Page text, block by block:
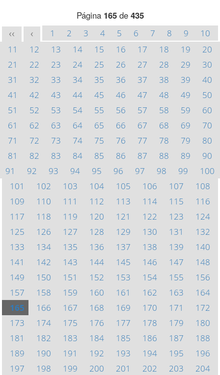
Página 165de 435
<< < 1 2 3 4 5 6 7 8 9
10
11
12 13 14 15 16 17 18 19
20
21
22 23 24 25 26 27 28 29
30
31
32 33 34 35 36 37 38 39
40
41
42 43 44 45 46 47 48 49
50
51
52 53 54 55 56 57 58 59
60
61
62 63 64 65 66 67 68 69
70
71
72 73 74 75 76 77 78 79
80
81
82 83 84 85 86 87 88 89
90
91
92 93 94 95 96 97 98 99
100
101
102 103 104 105 106 107
108
109
110 111 112 113 114 115
116
117
118 119 120 121 122 123
124
125
126 127 128 129 130 131
132
133
134 135 136 137 138 139
140
141
142 143 144 145 146 147
148
149
150 151 152 153 154 155
156
157
158 159 160 161 162 163
164
165
166 167 168 169 170 171
172
173
174 175 176 177 178 179
180
181
182 183 184 185 186 187
188
189
190 191 192 193 194 195
196
197
198 199 200 201 202 203
204